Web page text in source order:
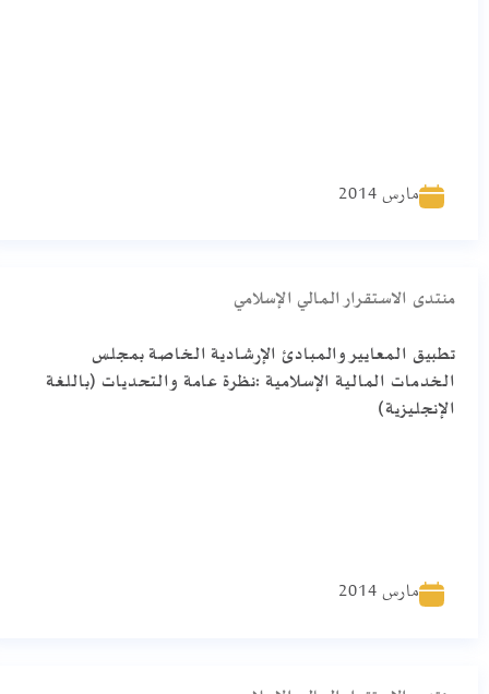
مارس 2014
منتدى الاستقرار المالي الإسلامي
تطبيق المعايير والمبادئ الإرشادية الخاصة بمجلس
الخدمات المالية الإسلامية :نظرة عامة والتحديات (باللغة
الإنجليزية)
مارس 2014